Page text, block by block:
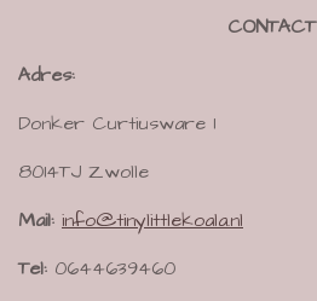
b
CONTACT
Adres:
Donker Curtiusware 1
8014TJ Zwolle
Mail: info@tinylittlekoala.nl
Tel: 0644639460